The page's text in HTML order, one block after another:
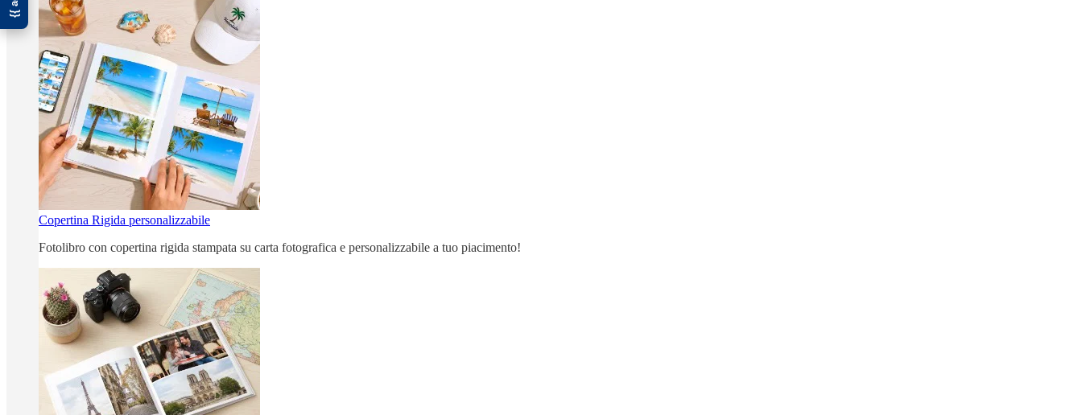
Copertina Rigida personalizzabile
Fotolibro con copertina rigida stampata su carta fotografica e personalizzabile a tuo piacimento!